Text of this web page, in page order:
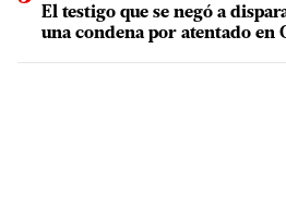
El testigo que se negó a
una condena por atentado en